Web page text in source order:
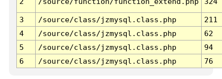
3 /source/class/jzmysql.class.php
211
4
/source/class/jzmysql.class.php
62
5
/source/class/jzmysql.class.php
94
6
/source/class/jzmysql.class.php 76